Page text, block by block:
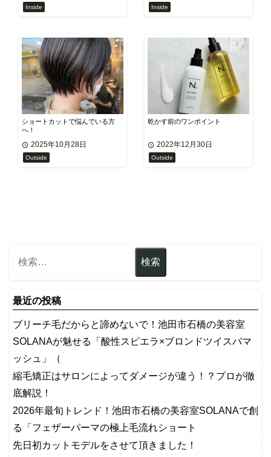
Inside Inside
ショートカットで悩んでいる方
へ！
2025年10月28日
Outside
乾かす前のワンポイント
2022年12月30日
Outside
最近の投稿
ブリーチ毛だからと諦めないで！池田市石橋の美容室
SOLANAが魅せる「酸性スピエラ×ブロンドツイスパマ
ッシュ」（
縮毛矯正はサロンによってダメージが違う！？プロが徹
底解説！
2026年最旬トレンド！池田市石橋の美容室SOLANAで創
る「フェザーパーマの極上毛流れショート
先日初カットモデルをさせて頂きました！